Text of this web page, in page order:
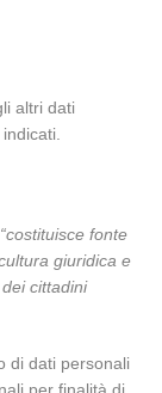
altri dati
“costituisce fonte
giuridica e
cittadini
di dati personali